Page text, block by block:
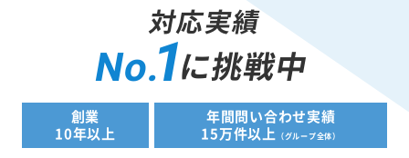
対応実績
No.1に挑戦中
創業
10年以上
年間問い合わせ実績
15万件以上
（グループ全体）